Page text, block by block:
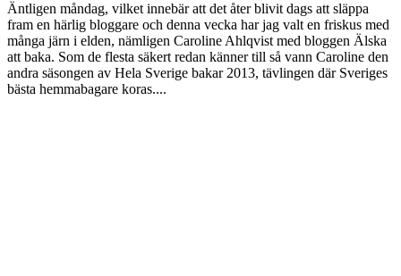
Äntligen måndag, vilket innebär att det åter blivit dags att släppa
fram en härlig bloggare och denna vecka har jag valt en friskus med
många järn i elden, nämligen Caroline Ahlqvist med bloggen Älska
att baka. Som de flesta säkert redan känner till så vann Caroline den
andra säsongen av Hela Sverige bakar 2013, tävlingen där Sveriges
bästa hemmabagare koras....